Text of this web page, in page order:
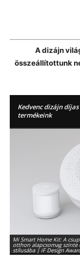
A dizájn
összeállítottunk
Kedvenc dizájn
termékeink
Mi Smart Home Kit: A
otthon alapcsomag
stílusába | iF Design